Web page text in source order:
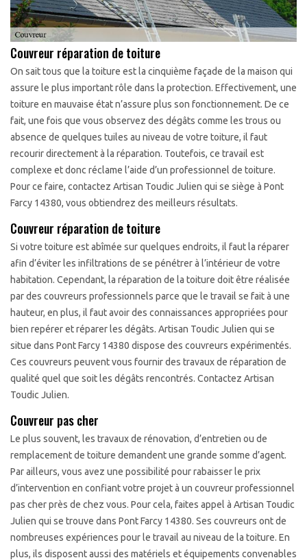
Couvreur réparation de toiture
On sait tous que la toiture est la cinquième façade de la maison qui
assure le plus important rôle dans la protection. Effectivement, une
toiture en mauvaise état n’assure plus son fonctionnement. De ce
fait, une fois que vous observez des dégâts comme les trous ou
absence de quelques tuiles au niveau de votre toiture, il faut
recourir directement à la réparation. Toutefois, ce travail est
complexe et donc réclame l’aide d’un professionnel de toiture.
Pour ce faire, contactez Artisan Toudic Julien qui se siège à Pont
Farcy 14380, vous obtiendrez des meilleurs résultats.
Couvreur réparation de toiture
Si votre toiture est abîmée sur quelques endroits, il faut la réparer
afin d’éviter les infiltrations de se pénétrer à l’intérieur de votre
habitation. Cependant, la réparation de la toiture doit être réalisée
par des couvreurs professionnels parce que le travail se fait à une
hauteur, en plus, il faut avoir des connaissances appropriées pour
bien repérer et réparer les dégâts. Artisan Toudic Julien qui se
situe dans Pont Farcy 14380 dispose des couvreurs expérimentés.
Ces couvreurs peuvent vous fournir des travaux de réparation de
qualité quel que soit les dégâts rencontrés. Contactez Artisan
Toudic Julien.
Couvreur pas cher
Le plus souvent, les travaux de rénovation, d’entretien ou de
remplacement de toiture demandent une grande somme d’agent.
Par ailleurs, vous avez une possibilité pour rabaisser le prix
d’intervention en confiant votre projet à un couvreur professionnel
pas cher près de chez vous. Pour cela, faites appel à Artisan Toudic
Julien qui se trouve dans Pont Farcy 14380. Ses couvreurs ont de
nombreuses expériences pour le travail au niveau de la toiture. En
plus, ils disposent aussi des matériels et équipements convenables